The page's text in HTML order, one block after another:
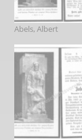
Abels, Albert